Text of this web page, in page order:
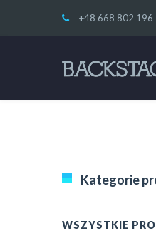
+48 668 802 196
Kategorie
WSZYSTKIE